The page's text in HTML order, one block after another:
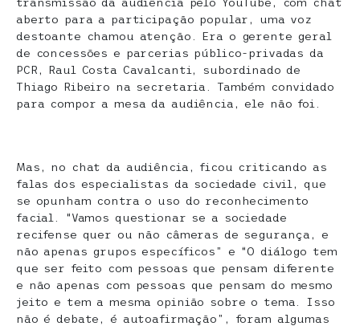
aberto para a participação popular, uma voz
destoante chamou atenção. Era o gerente geral
de concessões e parcerias público-privadas da
PCR, Raul Costa Cavalcanti, subordinado de
Thiago Ribeiro na secretaria. Também convidado
para compor a mesa da audiência, ele não foi.
Mas, no chat da audiência, ficou criticando as
falas dos especialistas da sociedade civil, que
se opunham contra o uso do reconhecimento
facial. “​Vamos questionar se a sociedade
recifense quer ou não câmeras de segurança, e
não apenas grupos específicos” e “​O diálogo tem
que ser feito com pessoas que pensam diferente
e não apenas com pessoas que pensam do mesmo
jeito e tem a mesma opinião sobre o tema. Isso
não é debate, é autoafirmação”, foram algumas